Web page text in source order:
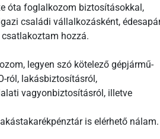
óta foglalkozom biztosításokkal,
családi vállalkozásként,
hozzá.
legyen szó kötelező gépjármű-
ról, lakásbiztosításról,
vagyonbiztosításról, illetve
is elérhető nálam.